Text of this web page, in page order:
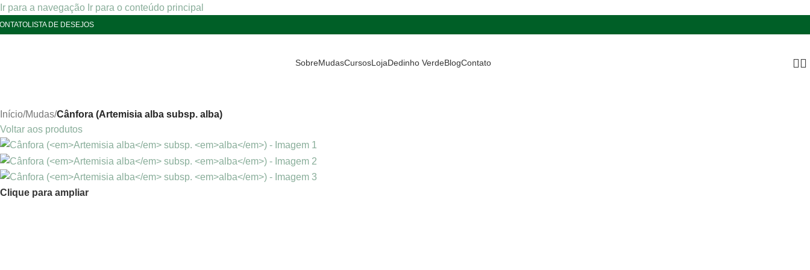
Ir para a navegação Ir para o conteúdo principal
LISTA DE DESEJOS
SobreMudasCursosLojaDedinho VerdeBlogContato
Início/Mudas/Cânfora (Artemisia alba subsp. alba)
Voltar aos produtos
Clique para ampliar